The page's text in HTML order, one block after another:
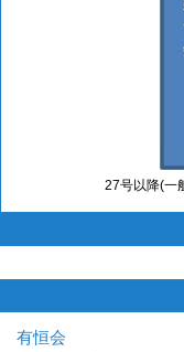
27号以降(一
有恒会